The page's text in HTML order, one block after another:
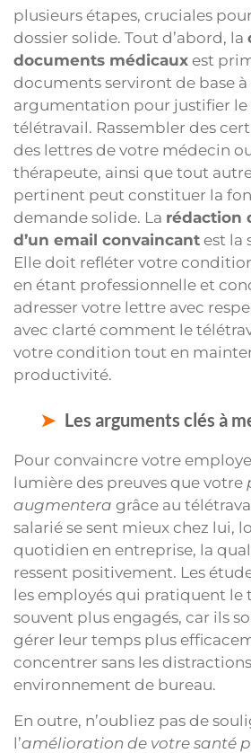
plusieurs étapes, cruciales
dossier solide. Tout d’abord, la
documents médicaux est
documents serviront de base
argumentation pour justifier le
télétravail. Rassembler des
des lettres de votre médecin
thérapeute, ainsi que tout
pertinent peut constituer la
demande solide. La rédaction
d’un email convaincant est la
Elle doit refléter votre
en étant professionnelle et
adresser votre lettre avec
avec clarté comment le
votre condition tout en
productivité.
Les arguments clés à
Pour convaincre votre
lumière des preuves que votre
augmentera grâce au
salarié se sent mieux chez lui,
quotidien en entreprise, la
ressent positivement. Les
les employés qui pratiquent le
souvent plus engagés, car ils
gérer leur temps plus
concentrer sans les
environnement de bureau.
En outre, n’oubliez pas de
l’amélioration de votre santé